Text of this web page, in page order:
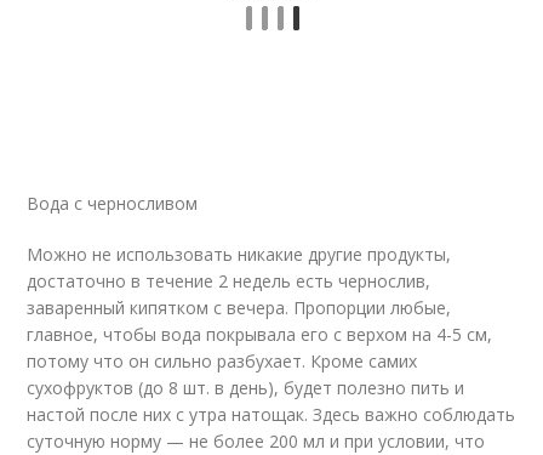
Вода с черносливом
Можно не использовать никакие другие продукты,
достаточно в течение 2 недель есть чернослив,
заваренный кипятком с вечера. Пропорции любые,
главное, чтобы вода покрывала его с верхом на 4-5 см,
потому что он сильно разбухает. Кроме самих
сухофруктов (до 8 шт. в день), будет полезно пить и
настой после них с утра натощак. Здесь важно соблюдать
суточную норму — не более 200 мл и при условии, что